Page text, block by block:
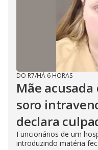
DO R7/HÁ 6 HORAS
Mãe
soro
declara
Funcionários de um
introduzindo matéria